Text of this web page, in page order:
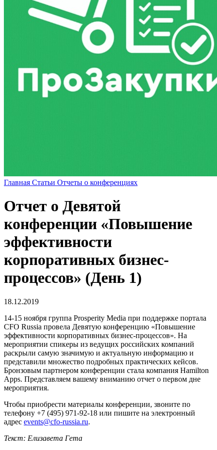
Главная Статьи Отчеты о конференциях
Отчет о Девятой
конференции «Повышение
эффективности
корпоративных бизнес-
процессов» (День 1)
18.12.2019
14-15 ноября группа Prosperity Media при поддержке портала
CFO Russia провела Девятую конференцию «Повышение
эффективности корпоративных бизнес-процессов». На
мероприятии спикеры из ведущих российских компаний
раскрыли самую значимую и актуальную информацию и
представили множество подробных практических кейсов.
Бронзовым партнером конференции стала компания Hamilton
Apps. Представляем вашему вниманию отчет о первом дне
мероприятия.
Чтобы приобрести материалы конференции, звоните по
телефону +7 (495) 971-92-18 или пишите на электронный
адрес events@cfo-russia.ru.
Текст: Елизавета Гета